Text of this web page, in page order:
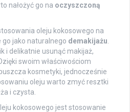
nałożyć go na oczyszczoną
oleju kokosowego na
jako naturalnego demakijażu
i delikatnie usunąć makijaż,
swoim właściwościom
kosmetyki, jednocześnie
oleju warto zmyć resztki
i czysta.
kokosowego jest stosowanie